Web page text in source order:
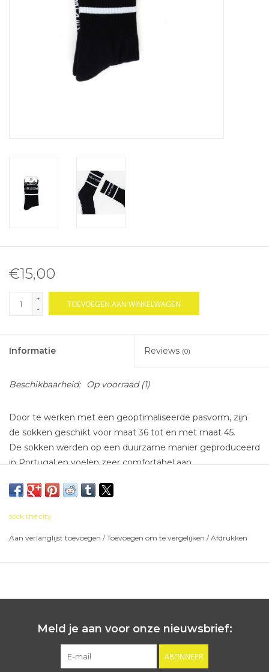
€15,00
+
-
TOEVOEGEN AAN WINKELWAGEN
Informatie Reviews (0)
Beschikbaarheid: Op voorraad(1)
Door te werken met een geoptimaliseerde pasvorm, zijn
de sokken geschikt voor maat 36 tot en met maat 45.
De sokken werden op een duurzame manier geproduceerd
in Portugal en voelen zeer comfortabel aan.
Max. 40° wassen / droogkast beter vermijden
sock the city
Aan verlanglijst toevoegen /Toevoegen om te vergelijken /Afdrukken
Meld je aan voor onze nieuwsbrief:
ABONNEER